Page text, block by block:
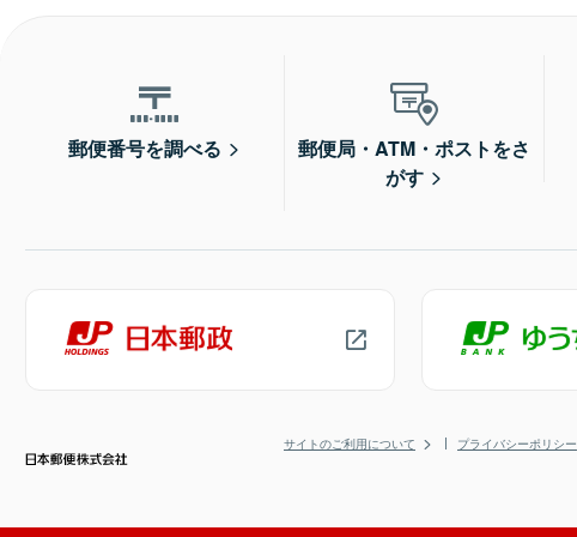
郵便番号を調べる
郵便局・ATM・ポストをさ
がす
サイトのご利用について プライバシーポリシー